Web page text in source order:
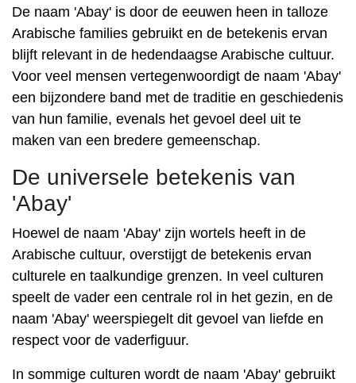
De naam 'Abay' is door de eeuwen heen in talloze
Arabische families gebruikt en de betekenis ervan
blijft relevant in de hedendaagse Arabische cultuur.
Voor veel mensen vertegenwoordigt de naam 'Abay'
een bijzondere band met de traditie en geschiedenis
van hun familie, evenals het gevoel deel uit te
maken van een bredere gemeenschap.
De universele betekenis van
'Abay'
Hoewel de naam 'Abay' zijn wortels heeft in de
Arabische cultuur, overstijgt de betekenis ervan
culturele en taalkundige grenzen. In veel culturen
speelt de vader een centrale rol in het gezin, en de
naam 'Abay' weerspiegelt dit gevoel van liefde en
respect voor de vaderfiguur.
In sommige culturen wordt de naam 'Abay' gebruikt